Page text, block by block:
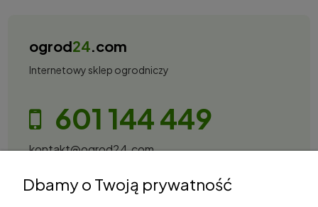
ogrod24.com
Internetowy sklep ogrodniczy
601 144 449
kontakt@ogrod24.com
Gorzowska 27, 66-530 Trzebicz
Dbamy o Twoją prywatność